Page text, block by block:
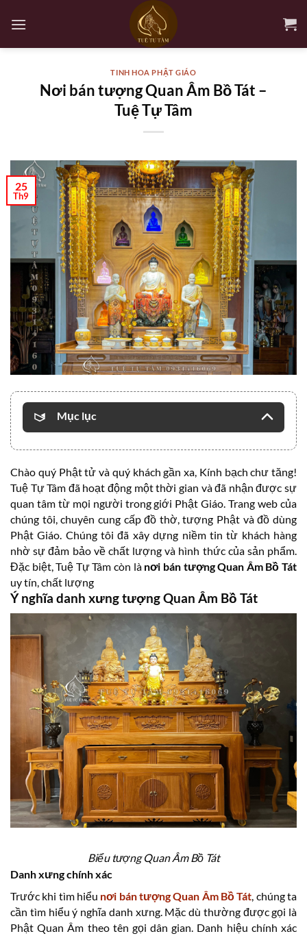
qua
TINH HOA PHẬT GIÁO
Nơi bán tượng Quan Âm Bồ Tát –
Tuệ Tự Tâm
25
Th9
Mục lục
Chào quý Phật tử và quý khách gần xa, Kính bạch chư tăng!
Tuệ Tự Tâm đã hoạt động một thời gian và đã nhận được sự
quan tâm từ mọi người trong giới Phật Giáo. Trang web của
chúng tôi, chuyên cung cấp đồ thờ, tượng Phật và đồ dùng
Phật Giáo. Chúng tôi đã xây dựng niềm tin từ khách hàng
nhờ sự đảm bảo về chất lượng và hình thức của sản phẩm.
Đặc biệt, Tuệ Tự Tâm còn là nơi bán tượng Quan Âm Bồ Tát
uy tín, chất lượng
Ý nghĩa danh xưng tượng Quan Âm Bồ Tát
Biểu tượng Quan Âm Bồ Tát
Danh xưng chính xác
Trước khi tìm hiểu nơi bán tượng Quan Âm Bồ Tát, chúng ta
cần tìm hiểu ý nghĩa danh xưng. Mặc dù thường được gọi là
Phật Quan Âm theo tên gọi dân gian. Danh hiệu chính xác